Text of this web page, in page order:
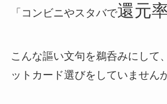
「コンビニやスタバで還元
こんな謳い文句を鵜呑みにして
ットカード選びをしていません